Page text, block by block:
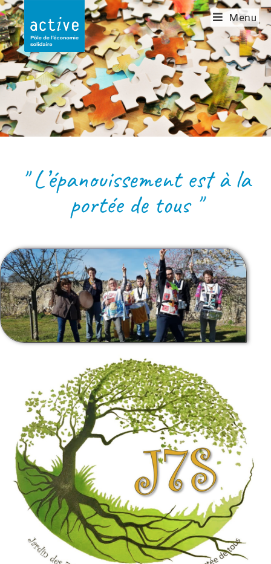
Menu
LE JARDIN DES 7
SENS
" L’épanouissement est à la
portée de tous "